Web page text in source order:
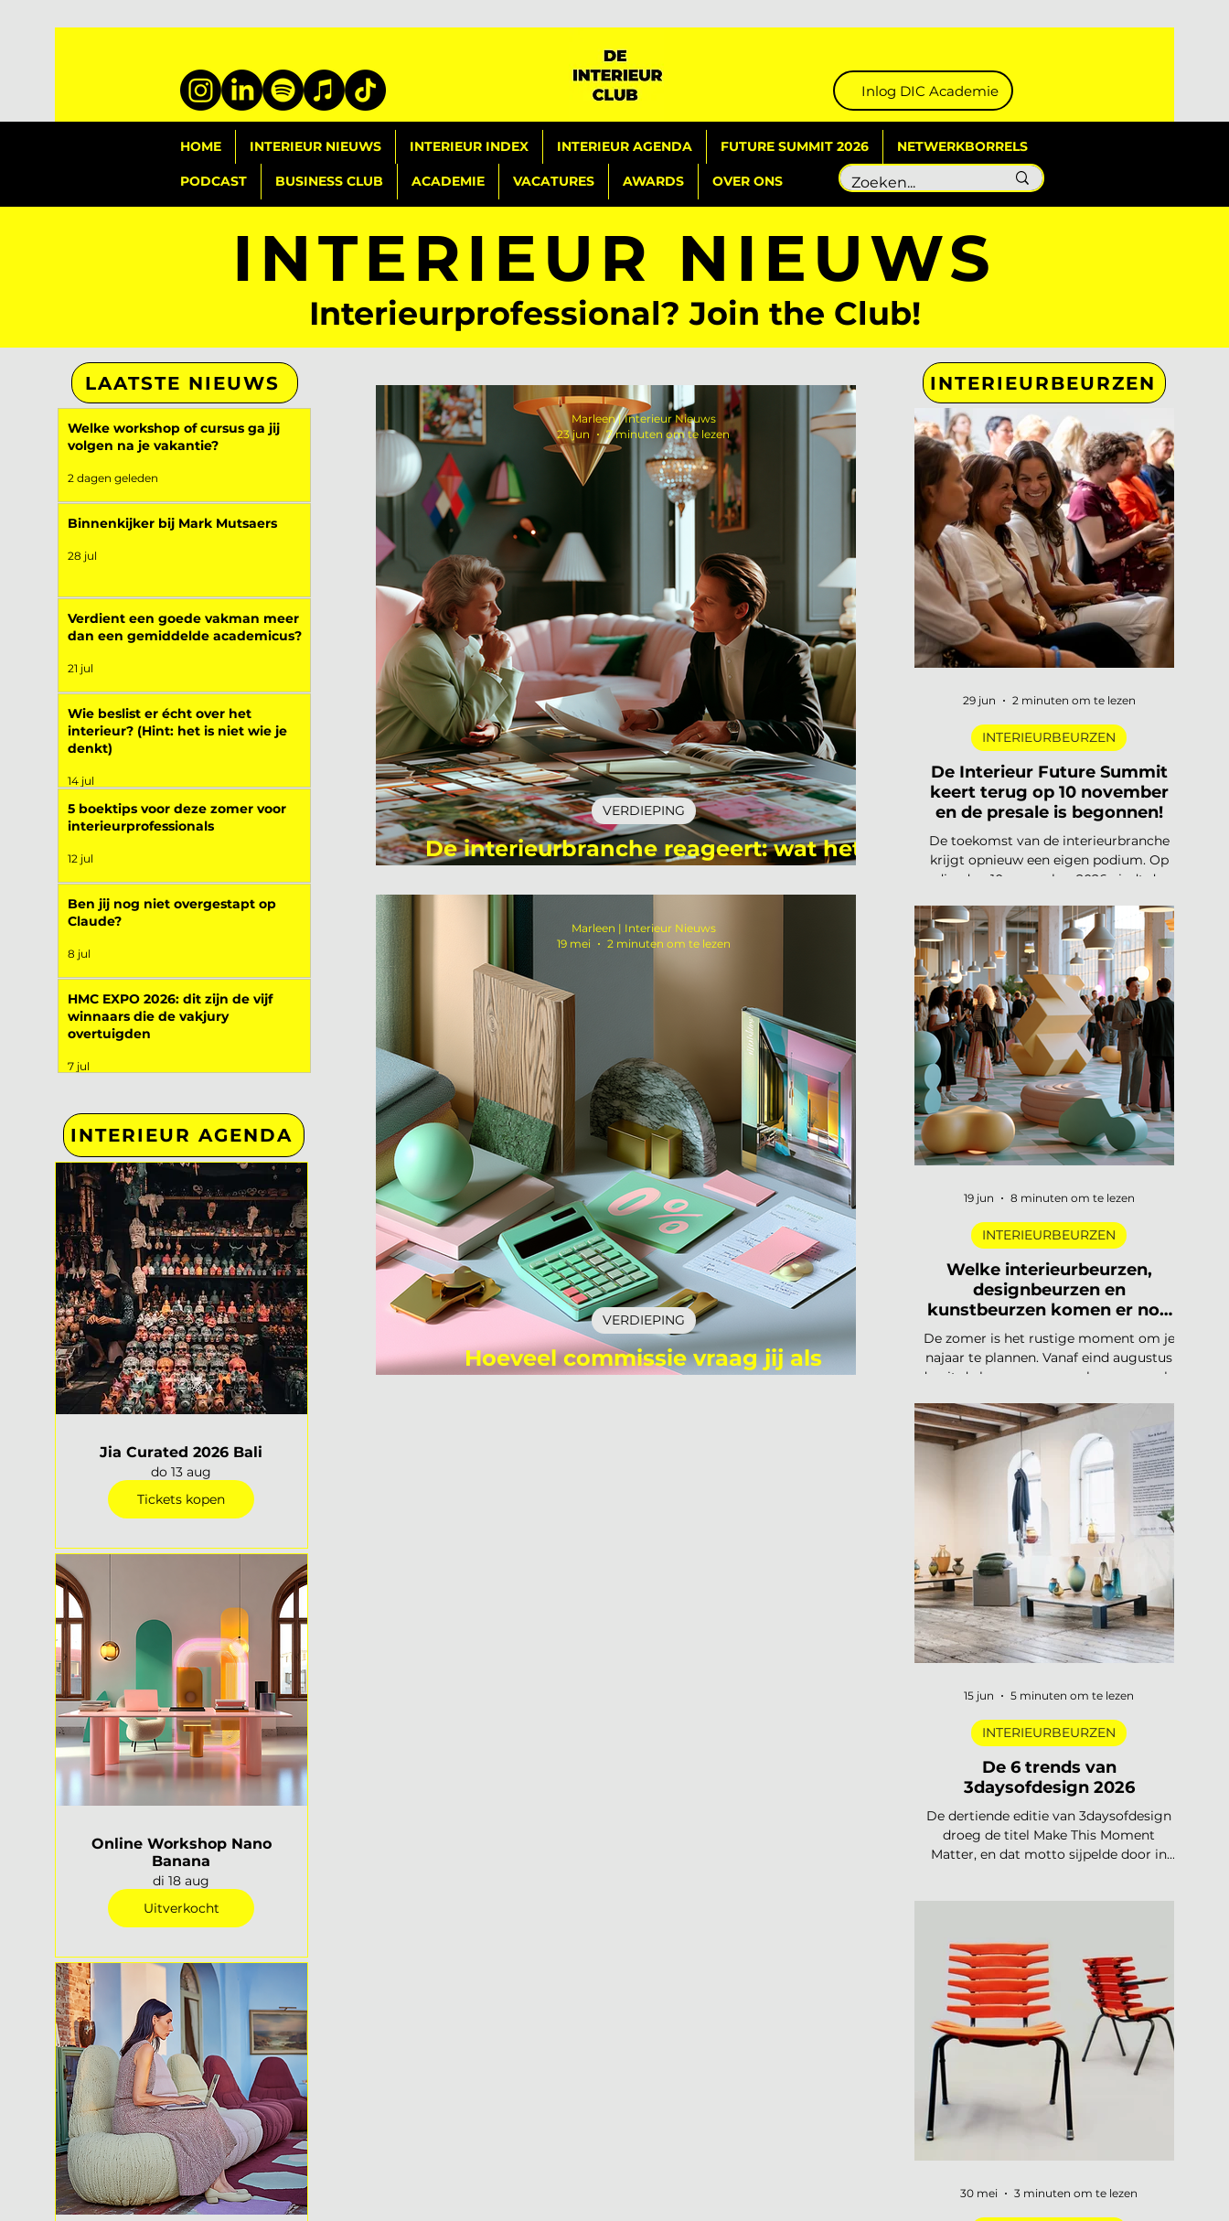
Inlog DIC Academie
HOME INTERIEUR NIEUWS INTERIEUR INDEX INTERIEUR AGENDA FUTURE SUMMIT 2026 NETWERKBORRELS
PODCAST BUSINESS CLUB ACADEMIE VACATURES AWARDS OVER ONS
INTERIEUR NIEUWS
Interieurprofessional? Join the Club!
LAATSTE NIEUWS
Welke workshop of cursus ga jij
volgen na je vakantie?
2 dagen geleden
Binnenkijker bij Mark Mutsaers
28 jul
Verdient een goede vakman meer
dan een gemiddelde academicus?
21 jul
Wie beslist er écht over het
interieur? (Hint: het is niet wie je
denkt)
14 jul
5 boektips voor deze zomer voor
interieurprofessionals
12 jul
Ben jij nog niet overgestapt op
Claude?
8 jul
HMC EXPO 2026: dit zijn de vijf
winnaars die de vakjury
overtuigden
7 jul
INTERIEUR AGENDA
Jia Curated 2026 Bali
do 13 aug
Tickets kopen
Online Workshop Nano
Banana
di 18 aug
Uitverkocht
De interieurbranche reageert: wat het
VERDIEPING
Marleen | Interieur Nieuws
23 jun
7 minuten om te lezen
Hoeveel commissie vraag jij als
VERDIEPING
Marleen | Interieur Nieuws
19 mei
2 minuten om te lezen
INTERIEURBEURZEN
De Interieur Future Summit
keert terug op 10 november
en de presale is begonnen!
De toekomst van de interieurbranche
krijgt opnieuw een eigen podium. Op
dinsdag 10 november 2026 vindt de
Summit plaats, dit keer in Vianen. Een
dag waarop de hele branche
samenkomt om vooruit te kijken naar
waar ons vak naartoe beweegt. De
presale is gestart en er zijn vijftig tickets
beschikbaar voor 75 euro, daarna gaat
de prijs naar 125 euro. De Interieur
Future Summit keert terug op 10
november en de presale is begonnen!
Vorig jaar u
INTERIEURBEURZEN
29 jun 2 minuten om te lezen
Welke interieurbeurzen,
designbeurzen en
kunstbeurzen komen er nog
aan in 2026?
De zomer is het rustige moment om je
najaar te plannen. Vanaf eind augustus
draait de beurzencarrousel weer op volle
Belgische agenda die piekt in
september en november, en een
internationale kalender die loopt van
Helsinki tot Miami. Hieronder vind je alle
relevante interieurbeurzen,
designbeurzen en kunstbeurzen van
augustus tot en met december 2026, op
datum gezet. Handig om vast in je
agenda te blokken. Welke
interieurbeurzen, designbeurzen
INTERIEURBEURZEN
19 jun 8 minuten om te lezen
De 6 trends van
3daysofdesign 2026
De dertiende editie van 3daysofdesign
droeg de titel Make This Moment
Matter, en dat motto sijpelde door in
verdwenen. Wat overblijft is koeler,
eerlijker en doordachter: koel metaal,
lage zit, diep bordeaux en een duidelijke
voorkeur voor materiaal met een
verhaal. Dit zijn de zes trends die de
toon zetten voor 2026 en 2027. De 6
trends
INTERIEURBEURZEN
15 jun 5 minuten om te lezen
30 mei 3 minuten om te lezen